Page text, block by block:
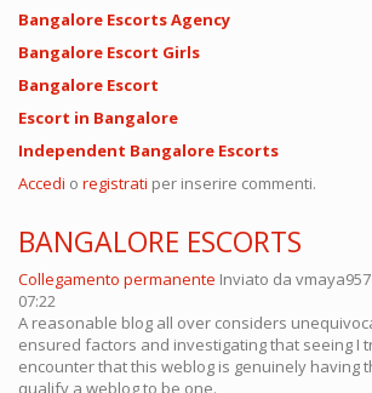
Bangalore Escorts Agency
Bangalore Escort Girls
Bangalore Escort
Escort in Bangalore
Independent Bangalore Escorts
Accedi o registrati per inserire commenti.
BANGALORE ESCORTS
Collegamento permanente Inviato da vmaya957
07:22
A reasonable blog all over considers
ensured factors and investigating that seeing I
encounter that this weblog is genuinely having
qualify a weblog to be one.